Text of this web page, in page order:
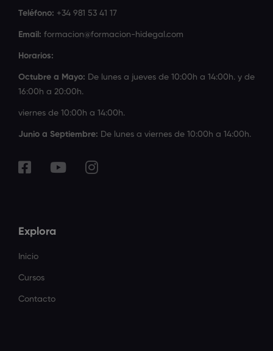
Teléfono: +34 981 53 41 17
Email: formacion@formacion-hidegal.com
Horarios:
Octubre a Mayo: De lunes a jueves de 10:00h a 14:00h. y de
16:00h a 20:00h.
viernes de 10:00h a 14:00h.
Junio a Septiembre: De lunes a viernes de 10:00h a 14:00h.
Explora
Inicio
Cursos
Contacto